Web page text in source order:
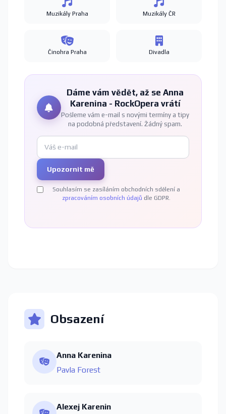
Muzikály Praha Muzikály ČR
Činohra Praha Divadla
Dáme vám vědět, až se Anna
Karenina - RockOpera vrátí
Pošleme vám e-mail s novými termíny a tipy
na podobná představení. Žádný spam.
Upozornit mě
Souhlasím se zasíláním obchodních sdělení a
zpracováním osobních údajů dle GDPR.
Obsazení
Anna Karenina
Pavla Forest
Alexej Karenin